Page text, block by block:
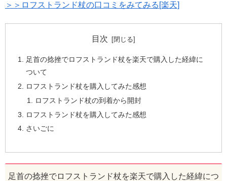
＞＞ロフストランド杖の口コミをみてみる[楽天]
目次
足首の捻挫でロフストランド杖を楽天で購入した経緯に
ついて
ロフストランド杖を購入してみた感想
ロフストランド杖の到着から開封
ロフストランド杖を購入してみた感想
さいごに
足首の捻挫でロフストランド杖を楽天で購入した経緯につ